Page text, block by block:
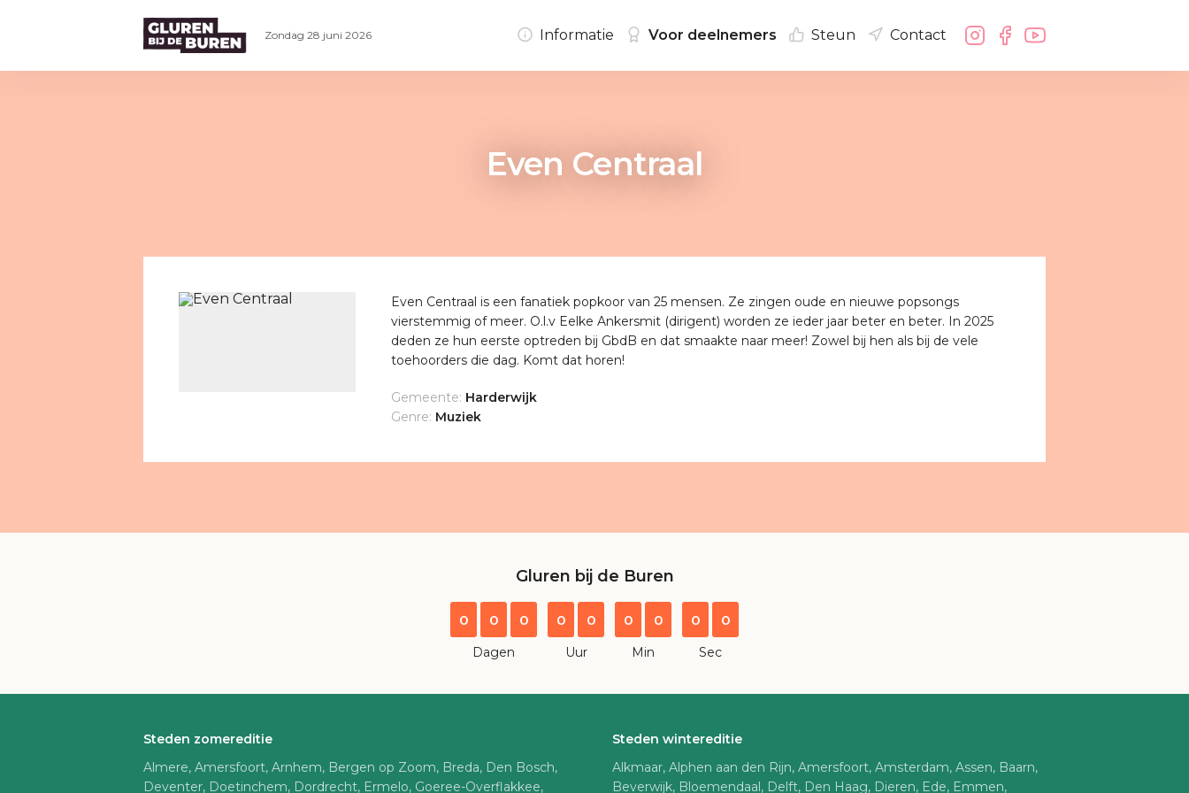
Even Centraal
Even Centraal is een fanatiek popkoor van 25 mensen. Ze zingen oude en nieuwe popsongs
vierstemmig of meer. O.l.v Eelke Ankersmit (dirigent) worden ze ieder jaar beter en beter. In 2025
deden ze hun eerste optreden bij GbdB en dat smaakte naar meer! Zowel bij hen als bij de vele
toehoorders die dag. Komt dat horen!
Gemeente: Harderwijk
Genre: Muziek
Gluren bij de Buren
0 0 0
Dagen
0 0
Uur
0 0
Min
0 0
Sec
Steden zomereditie
Almere, Amersfoort, Arnhem, Bergen op Zoom, Breda, Den Bosch,
Deventer, Doetinchem, Dordrecht, Ermelo, Goeree-Overflakkee,
Steden wintereditie
Alkmaar, Alphen aan den Rijn, Amersfoort, Amsterdam, Assen, Baarn,
Beverwijk, Bloemendaal, Delft, Den Haag, Dieren, Ede, Emmen,
Zondag 28 juni 2026 Informatie Voor deelnemers Steun Contact